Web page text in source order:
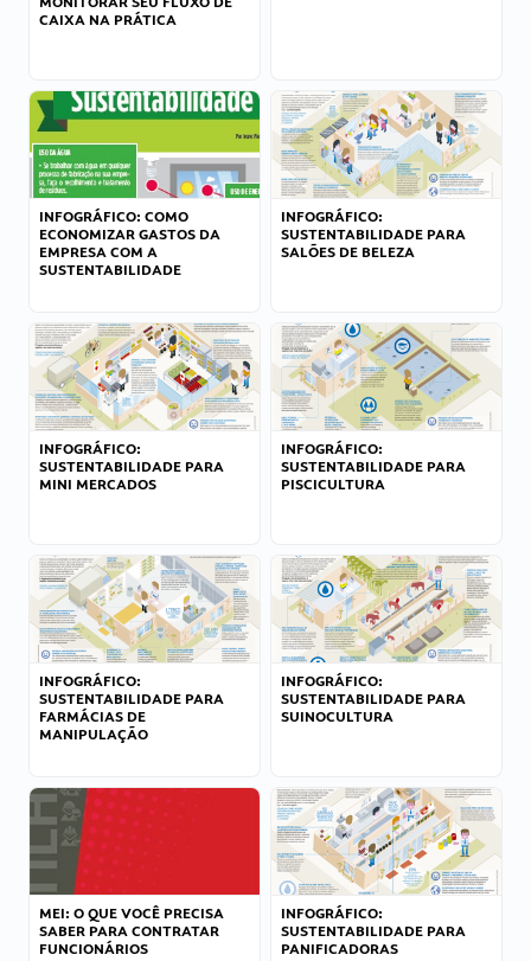
CAIXA NA PRÁTICA
INFOGRÁFICO: COMO
ECONOMIZAR GASTOS DA
EMPRESA COM A
SUSTENTABILIDADE
INFOGRÁFICO:
SUSTENTABILIDADE PARA
SALÕES DE BELEZA
INFOGRÁFICO:
SUSTENTABILIDADE PARA
MINI MERCADOS
INFOGRÁFICO:
SUSTENTABILIDADE PARA
PISCICULTURA
INFOGRÁFICO:
SUSTENTABILIDADE PARA
FARMÁCIAS DE
MANIPULAÇÃO
INFOGRÁFICO:
SUSTENTABILIDADE PARA
SUINOCULTURA
MEI: O QUE VOCÊ PRECISA
SABER PARA CONTRATAR
FUNCIONÁRIOS
INFOGRÁFICO:
SUSTENTABILIDADE PARA
PANIFICADORAS